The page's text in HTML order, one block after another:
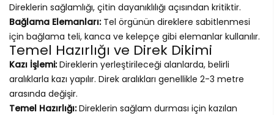
Direklerin sağlamlığı, çitin dayanıklılığı açısından kritiktir.
Bağlama Elemanları:Tel örgünün direklere sabitlenmesi
için bağlama teli, kanca ve kelepçe gibi elemanlar kullanılır.
Temel Hazırlığı ve Direk Dikimi
Kazı İşlemi:Direklerin yerleştirileceği alanlarda, belirli
aralıklarla kazı yapılır. Direk aralıkları genellikle 2-3 metre
arasında değişir.
Temel Hazırlığı:Direklerin sağlam durması için kazılan